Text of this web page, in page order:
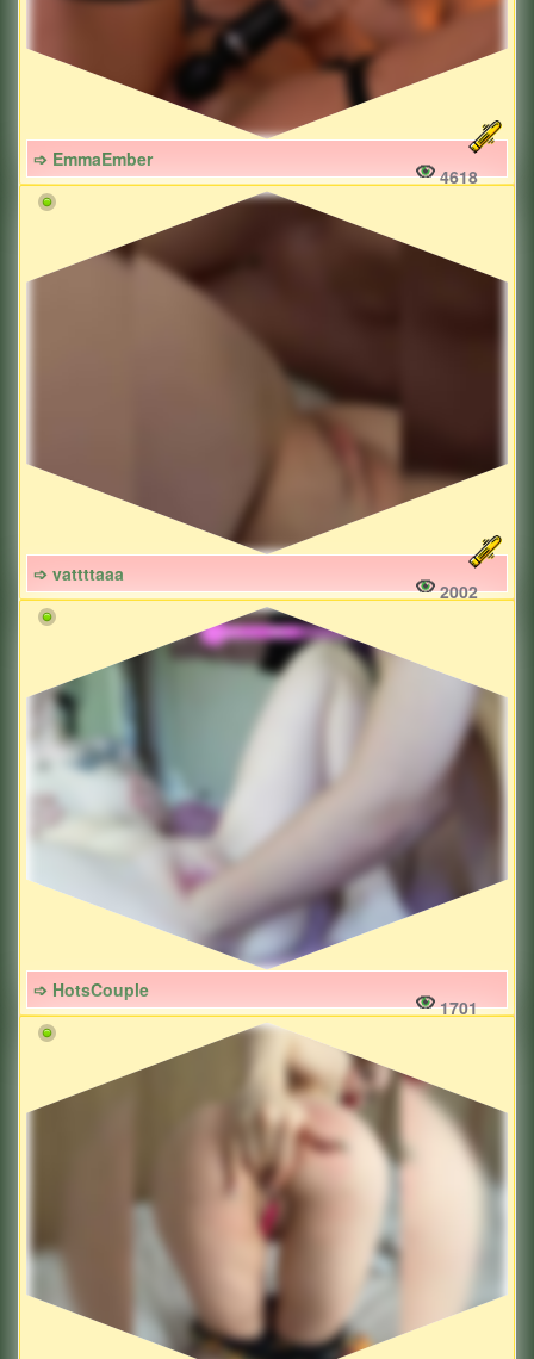
➩ EmmaEmber
4618
➩ vattttaaa
2002
➩ HotsCouple
1701